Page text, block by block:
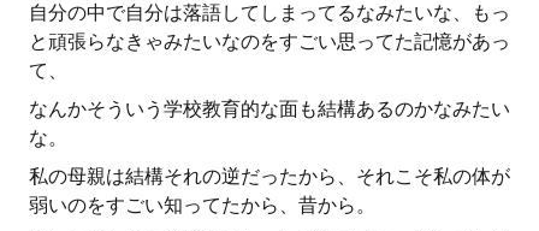
自分の中で自分は落語してしまってるなみたいな、もっ
と頑張らなきゃみたいなのをすごい思ってた記憶があっ
て、
なんかそういう学校教育的な面も結構あるのかなみたい
な。
私の母親は結構それの逆だったから、それこそ私の体が
弱いのをすごい知ってたから、昔から。